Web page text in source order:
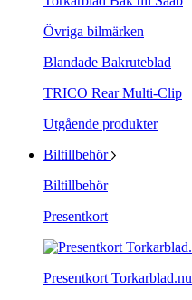
Övriga bilmärken
Blandade Bakruteblad
TRICO Rear Multi-Clip
Utgående produkter
Biltillbehör
Biltillbehör
Presentkort
Presentkort Torkarblad.nu